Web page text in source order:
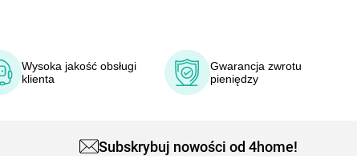
Wysoka jakość obsługi
klienta
Gwarancja zwrotu
pieniędzy
Subskrybuj nowości od 4home!